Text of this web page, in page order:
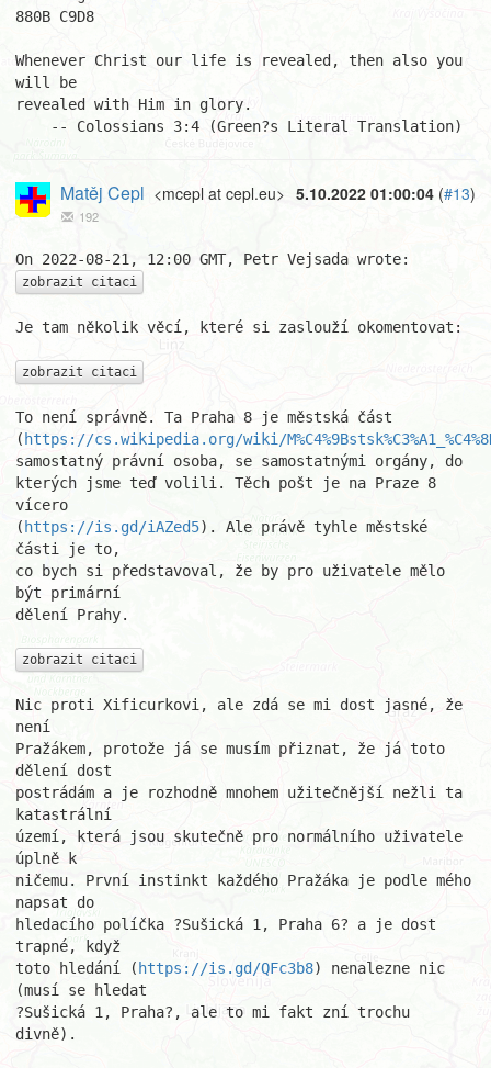
880B C9D8
Whenever Christ our life is revealed, then also you
will be
revealed with Him in glory.
    -- Colossians 3:4 (Green?s Literal Translation)
5.10.2022 01:00:04 (#13)
Matěj Cepl <mcepl at cepl.eu>
192
zobrazit citaci
Je tam několik věcí, které si zaslouží okomentovat:
zobrazit citaci
To není správně. Ta Praha 8 je městská část
( https://cs.wikipedia.org/wiki/
samostatný právní osoba, se samostatnými orgány, do
kterých jsme teď volili. Těch pošt je na Praze 8
vícero
( https://is.gd/iAZed5). Ale právě tyhle městské
části je to,
co bych si představoval, že by pro uživatele mělo
být primární
dělení Prahy.
zobrazit citaci
Nic proti Xificurkovi, ale zdá se mi dost jasné, že
není
Pražákem, protože já se musím přiznat, že já toto
dělení dost
postrádám a je rozhodně mnohem užitečnější nežli ta
katastrální
území, která jsou skutečně pro normálního uživatele
úplně k
ničemu. První instinkt každého Pražáka je podle mého
napsat do
hledacího políčka ?Sušická 1, Praha 6? a je dost
trapné, když
toto hledání ( https://is.gd/QFc3b8) nenalezne nic
(musí se hledat
?Sušická 1, Praha?, ale to mi fakt zní trochu
divně).